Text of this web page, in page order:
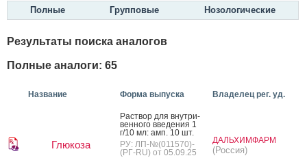
Полные Групповые Нозологические
Результаты поиска аналогов
Полные аналоги: 65
Название Форма выпуска Владелец рег. уд.
Глюкоза
Рас­твор для внут­ри­
вен­но­го вве­дения 1
г/10 мл: амп. 10 шт.
РУ: ЛП-№(011570)-
(РГ-RU) от 05.09.25
ДАЛЬХИМФАРМ
(Россия)